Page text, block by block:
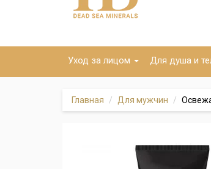
Уход за лицом Для душа и
Главная Для мужчин